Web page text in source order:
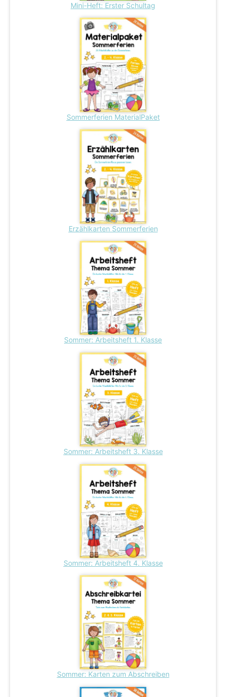
Mini-Heft: Erster Schultag
Sommerferien MaterialPaket
Erzählkarten Sommerferien
Sommer: Arbeitsheft 1. Klasse
Sommer: Arbeitsheft 3. Klasse
Sommer: Arbeitsheft 4. Klasse
Sommer: Karten zum Abschreiben